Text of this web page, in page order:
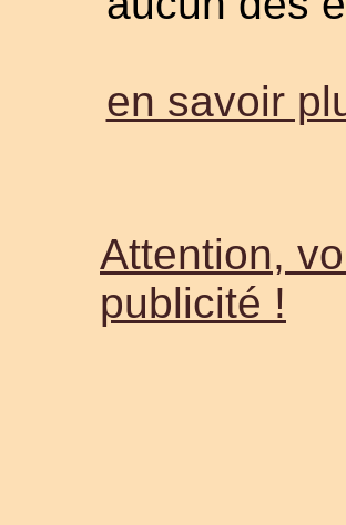
en savoir
Attention,
publicité !